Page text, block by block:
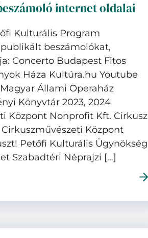
internet oldalai
Kulturális Program
beszámolókat,
Concerto Budapest Fitos
Háza Kultúra.hu Youtube
Állami Operaház
Könyvtár 2023, 2024
Központ Nonprofit Kft. Cirkusz
Központ
Petőfi Kulturális Ügynökség
Szabadtéri Néprajzi […]